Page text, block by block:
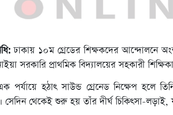
ঢাকায় ১০ম গ্রেডের শিক্ষকদের আন্দোলনে
সরকারি প্রাথমিক বিদ্যালয়ের সহকারী
হঠাৎ সাউন্ড গ্রেনেড নিক্ষেপ হলে
সেদিন থেকেই শুরু হয় তাঁর দীর্ঘ চিকিৎসা-